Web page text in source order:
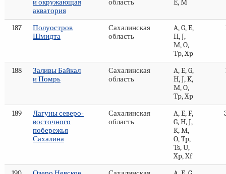
и окружающая
акватория
область
E, M
187
Полуостров
Шмидта
Сахалинская
область
A, G, E,
H, J,
M, O,
Tp, Xp
188
Заливы Байкал
и Помрь
Сахалинская
область
A, E, G,
H, J, K,
M, O,
Tp, Xp
189
Лагуны северо-
восточного
побережья
Сахалина
Сахалинская
область
A, E, F,
G, H, J,
K, M,
O, Tp,
Ts, U,
Xp, Xf